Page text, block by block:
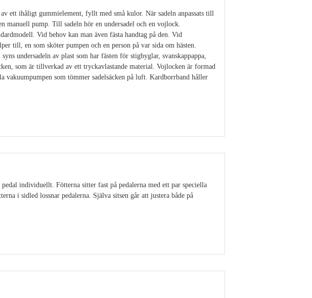
ett ihåligt gummielement, fyllt med små kulor. När sadeln anpassats till
manuell pump. Till sadeln hör en undersadel och en vojlock.
Vid behov kan man även fästa handtag på den. Vid
till, en som sköter pumpen och en person på var sida om hästen.
undersadeln av plast som har fästen för stigbyglar, svanskappappa,
som är tillverkad av ett tryckavlastande material. Vojlocken är formad
vakuumpumpen som tömmer sadelsäcken på luft. Kardborrband håller
individuellt. Fötterna sitter fast på pedalerna med ett par speciella
i sidled lossnar pedalerna. Själva sitsen går att justera både på